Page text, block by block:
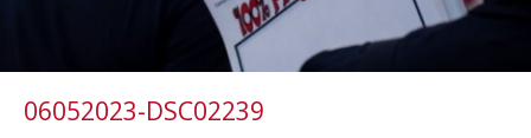
06052023-DSC02239